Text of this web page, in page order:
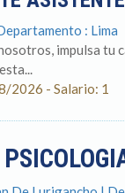
: Lima
impulsa
2026 - Salario: 1